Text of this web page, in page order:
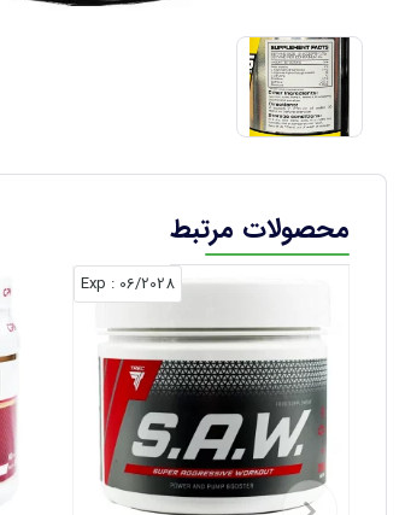
محصولات مرتبط
06/2028
: Exp